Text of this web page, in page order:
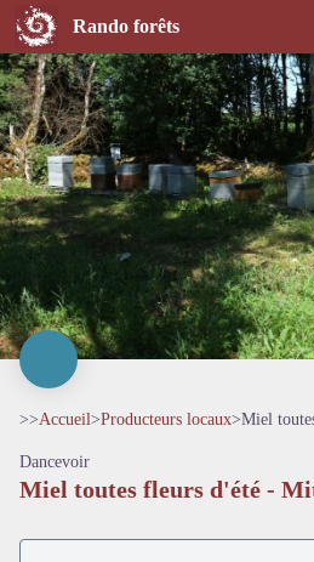
Rando forêts
Miel toutes fleurs d'été - Mitaut André
>>Accueil>Producteurs locaux>Miel
Dancevoir
Miel toutes fleurs d'été -